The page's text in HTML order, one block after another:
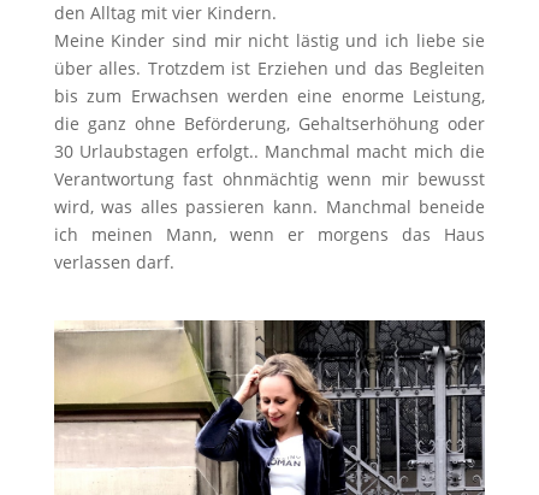
den Alltag mit vier Kindern.
Meine Kinder sind mir nicht lästig und ich liebe sie
über alles. Trotzdem ist Erziehen und das Begleiten
bis zum Erwachsen werden eine enorme Leistung,
die ganz ohne Beförderung, Gehaltserhöhung oder
30 Urlaubstagen erfolgt.. Manchmal macht mich die
Verantwortung fast ohnmächtig wenn mir bewusst
wird, was alles passieren kann. Manchmal beneide
ich meinen Mann, wenn er morgens das Haus
verlassen darf.